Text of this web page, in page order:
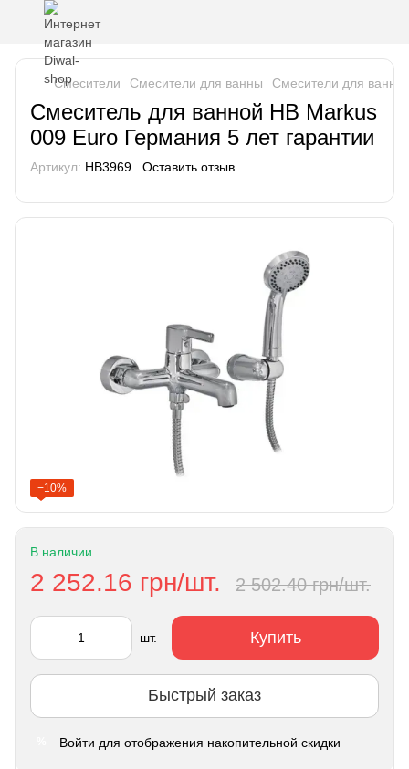
Смесители Смесители для ванны Смесители для ванны
Смеситель для ванной HB Markus
009 Euro Германия 5 лет гарантии
Артикул: HB3969 Оставить отзыв
−10%
В наличии
2 252.16 грн/шт. 2 502.40 грн/шт.
шт. Купить
Быстрый заказ
Войти для отображения накопительной скидки